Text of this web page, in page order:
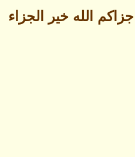
جزاكم الله خير الجزاء